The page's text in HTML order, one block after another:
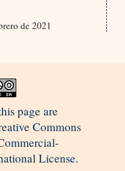
de 2021
page are
Commons
License.